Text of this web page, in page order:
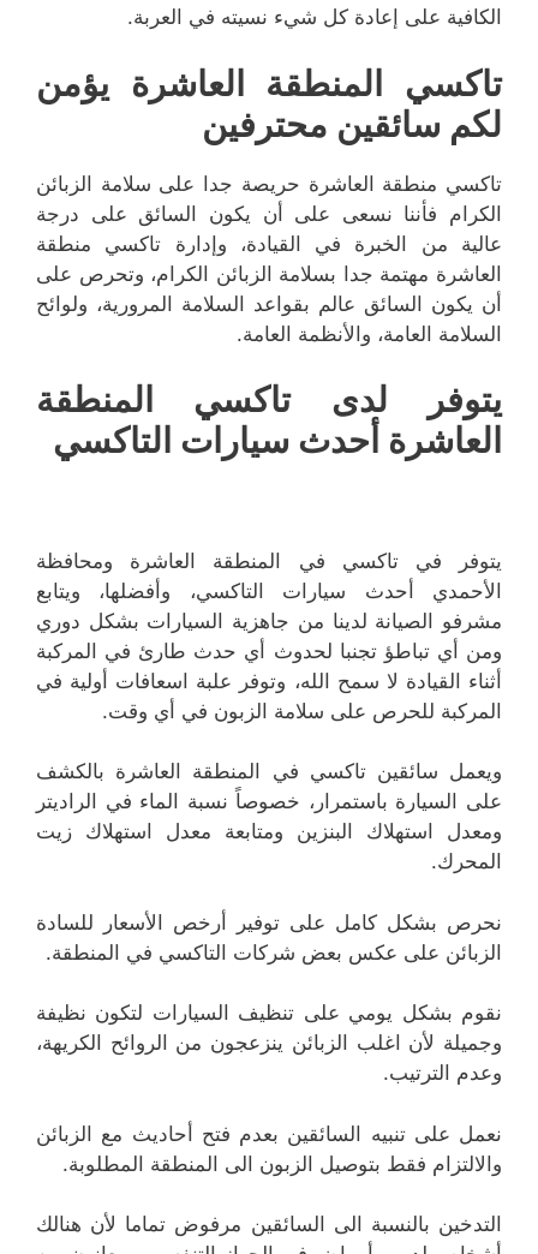
الكافية على إعادة كل شيء نسيته في العربة.
تاكسي المنطقة العاشرة يؤمن
لكم سائقين محترفين
تاكسي منطقة العاشرة حريصة جدا على سلامة الزبائن
الكرام فأننا نسعى على أن يكون السائق على درجة
عالية من الخبرة في القيادة، وإدارة تاكسي منطقة
العاشرة مهتمة جدا بسلامة الزبائن الكرام، وتحرص على
أن يكون السائق عالم بقواعد السلامة المرورية، ولوائح
السلامة العامة، والأنظمة العامة.
يتوفر لدى تاكسي المنطقة
العاشرة أحدث سيارات التاكسي
يتوفر في تاكسي في المنطقة العاشرة ومحافظة
الأحمدي أحدث سيارات التاكسي، وأفضلها، ويتابع
مشرفو الصيانة لدينا من جاهزية السيارات بشكل دوري
ومن أي تباطؤ تجنبا لحدوث أي حدث طارئ في المركبة
أثناء القيادة لا سمح الله، وتوفر علبة اسعافات أولية في
المركبة للحرص على سلامة الزبون في أي وقت.
ويعمل سائقين تاكسي في المنطقة العاشرة بالكشف
على السيارة باستمرار، خصوصاً نسبة الماء في الراديتر
ومعدل استهلاك البنزين ومتابعة معدل استهلاك زيت
المحرك.
نحرص بشكل كامل على توفير أرخص الأسعار للسادة
الزبائن على عكس بعض شركات التاكسي في المنطقة.
نقوم بشكل يومي على تنظيف السيارات لتكون نظيفة
وجميلة لأن اغلب الزبائن ينزعجون من الروائح الكريهة،
وعدم الترتيب.
نعمل على تنبيه السائقين بعدم فتح أحاديث مع الزبائن
والالتزام فقط بتوصيل الزبون الى المنطقة المطلوبة.
التدخين بالنسبة الى السائقين مرفوض تماما لأن هنالك